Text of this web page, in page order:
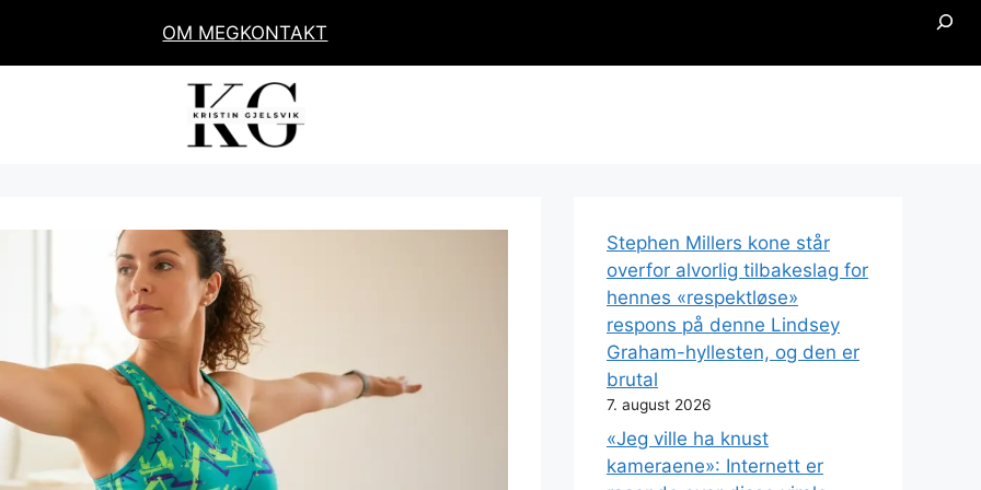
OM MEGKONTAKT
Stephen Millers kone står
overfor alvorlig tilbakeslag for
hennes «respektløse»
respons på denne Lindsey
Graham-hyllesten, og den er
brutal
7. august 2026
«Jeg ville ha knust
kameraene»: Internett er